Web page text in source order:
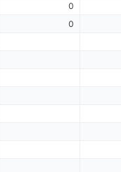
0
0